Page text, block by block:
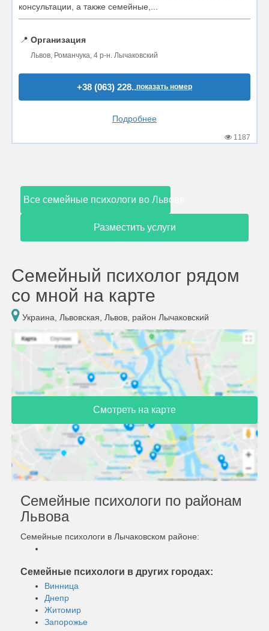
консультации, а также семейные,...
📍 Организация
Львов, Романчука, 4 р-н. Лычаковский
+38 (063) 228..показать номер
Подробнее
1187
Все семейные психологи во Львове
Разместить услуги
Семейный психолог рядом
со мной на карте
Украина, Львовская, Львов, район Лычаковский
Смотреть на карте
Семейные психологи по районам
Львова
Семейные психологи в Лычаковском районе:
Семейные психологи в других городах:
Винница
Днепр
Житомир
Запорожье